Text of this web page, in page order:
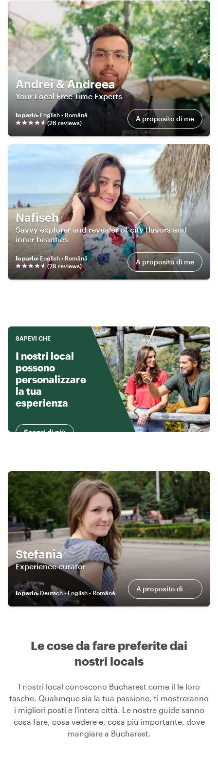
Andrei & Andreea
Your Local Free Time Experts
Io parlo: English • Română
(26 reviews) A proposito di me
Nafiseh
Savvy explorer and revealer of city flavors and
inner beauties
Io parlo: English • Română
(28 reviews) A proposito di me
SAPEVI CHE
I nostri local
possono
personalizzare
la tua
esperienza
Scopri di più
Stefania
Experience curator
Io parlo:Deutsch • English • Română A proposito di
me
Le cose da fare preferite dai
nostri locals
I nostri local conoscono Bucharest come il le loro
tasche. Qualunque sia la tua passione, ti mostreranno
i migliori posti e l'intera città. Le nostre guide sanno
cosa fare, cosa vedere e, cosa più importante, dove
mangiare a Bucharest.